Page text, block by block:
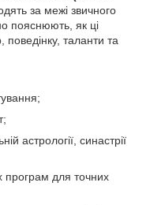
за межі звичного
пояснюють, як ці
таланти та
астрології, синастрії
програм для точних